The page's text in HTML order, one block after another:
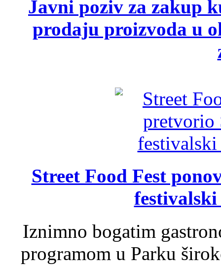
Javni poziv za zakup
prodaju proizvoda u
Street Food Fest
Iznimno bogatim
programom u Parku